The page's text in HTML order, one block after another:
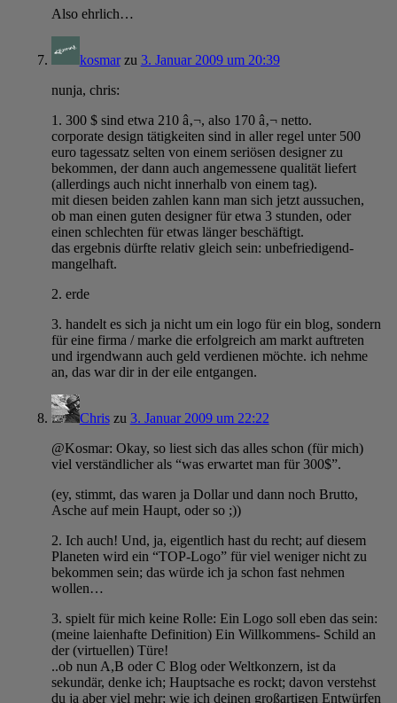
Also ehrlich…
kosmarzu 3. Januar 2009 um 20:39
nunja, chris:
1. 300 $ sind etwa 210 â‚¬, also 170 â‚¬ netto.
corporate design tätigkeiten sind in aller regel unter 500
euro tagessatz selten von einem seriösen designer zu
bekommen, der dann auch angemessene qualität liefert
(allerdings auch nicht innerhalb von einem tag).
mit diesen beiden zahlen kann man sich jetzt aussuchen,
ob man einen guten designer für etwa 3 stunden, oder
einen schlechten für etwas länger beschäftigt.
das ergebnis dürfte relativ gleich sein: unbefriedigend-
mangelhaft.
2. erde
3. handelt es sich ja nicht um ein logo für ein blog, sondern
für eine firma / marke die erfolgreich am markt auftreten
und irgendwann auch geld verdienen möchte. ich nehme
an, das war dir in der eile entgangen.
Chriszu 3. Januar 2009 um 22:22
@Kosmar: Okay, so liest sich das alles schon (für mich)
viel verständlicher als “was erwartet man für 300$”.
(ey, stimmt, das waren ja Dollar und dann noch Brutto,
Asche auf mein Haupt, oder so ;))
2. Ich auch! Und, ja, eigentlich hast du recht; auf diesem
Planeten wird ein “TOP-Logo” für viel weniger nicht zu
bekommen sein; das würde ich ja schon fast nehmen
wollen…
3. spielt für mich keine Rolle: Ein Logo soll eben das sein:
(meine laienhafte Definition) Ein Willkommens- Schild an
der (virtuellen) Türe!
..ob nun A,B oder C Blog oder Weltkonzern, ist da
sekundär, denke ich; Hauptsache es rockt; davon verstehst
du ja aber viel mehr; wie ich deinen großartigen Entwürfen